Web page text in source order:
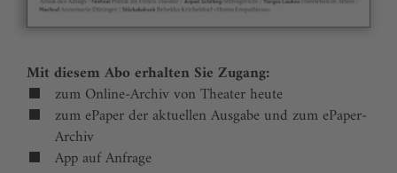
Mit diesem Abo erhalten Sie Zugang:
zum Online-Archiv von Theater heute
zum ePaper der aktuellen Ausgabe und zum ePaper-
Archiv
App auf Anfrage